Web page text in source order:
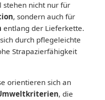
stehen nicht nur für
, sondern auch für
entlang der Lieferkette.
durch pflegeleichte
Strapazierfähigkeit
orientieren sich an
, die